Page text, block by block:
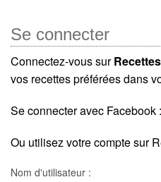
Se connecter
Connectez-vous sur
vos recettes préférées dans
Se connecter avec Facebook :
Ou utilisez votre compte sur
Nom d'utilisateur :